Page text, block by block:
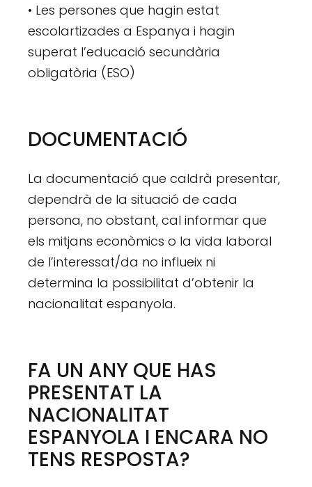
• Les persones que hagin estat
escolartizades a Espanya i hagin
superat l’educació secundària
obligatòria (ESO)
DOCUMENTACIÓ
La documentació que caldrà presentar,
dependrà de la situació de cada
persona, no obstant, cal informar que
els mitjans econòmics o la vida laboral
de l’interessat/da no influeix ni
determina la possibilitat d’obtenir la
nacionalitat espanyola.
FA UN ANY QUE HAS
PRESENTAT LA
NACIONALITAT
ESPANYOLA I ENCARA NO
TENS RESPOSTA?